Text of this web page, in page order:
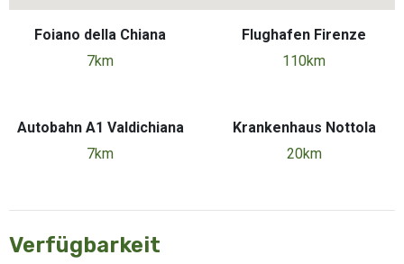
Foiano della Chiana
7km
Flughafen Firenze
110km
Autobahn A1 Valdichiana
7km
Krankenhaus Nottola
20km
Verfügbarkeit